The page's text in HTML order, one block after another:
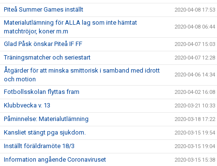
Piteå Summer Games inställt 2020-04-08 17:53
Materialutlämning för ALLA lag som inte hämtat
matchtröjor, koner m.m
2020-04-08 06:44
Glad Påsk önskar Piteå IF FF 2020-04-07 15:03
Träningsmatcher och seriestart 2020-04-07 12:28
Åtgärder för att minska smittorisk i samband med idrott
och motion
2020-04-06 14:34
Fotbollsskolan flyttas fram 2020-04-02 16:08
Klubbvecka v. 13 2020-03-21 10:33
Påminnelse: Materialutlämning 2020-03-18 17:22
Kansliet stängt pga sjukdom. 2020-03-15 19:54
Inställt föräldramöte 18/3 2020-03-15 19:04
Information angående Coronaviruset 2020-03-15 15:38